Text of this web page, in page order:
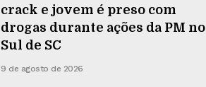
crack e jovem é preso com
drogas durante ações da PM no
Sul de SC
9 de agosto de 2026